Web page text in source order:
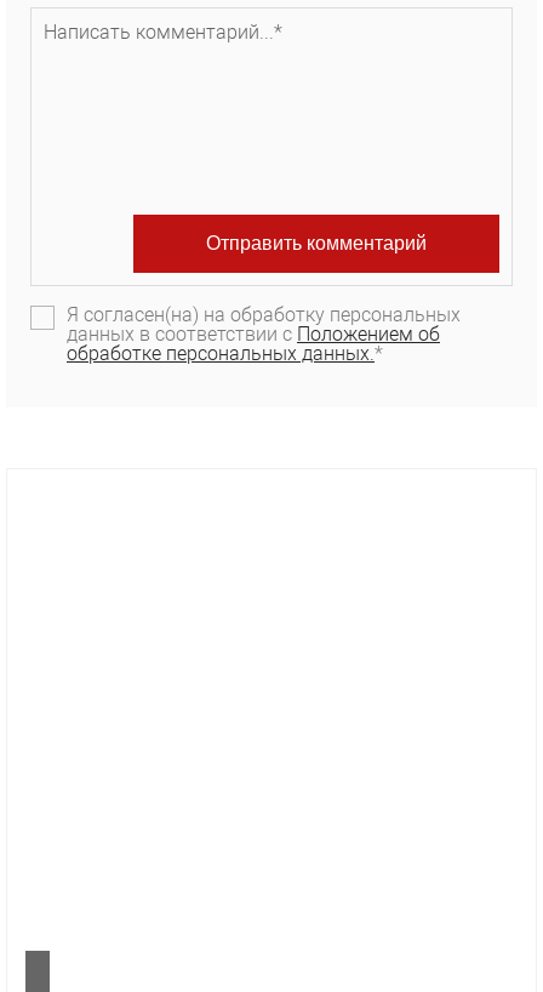
Я согласен(на) на обработку персональных
данных в соответствии с Положением об
обработке персональных данных.*